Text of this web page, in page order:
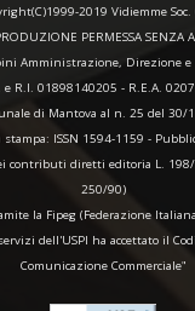
2019 Vidiemme Soc.
PERMESSA
Amministrazione, Direzione e
e R.I. 01898140205 - R.E.A.
di Mantova al n. 25 del 30/
ISSN 1594-1159 -
contributi diretti editoria L. 198/
250/90)
la Fipeg (Federazione
dell'USPI ha accettato il
Comunicazione Commerciale"